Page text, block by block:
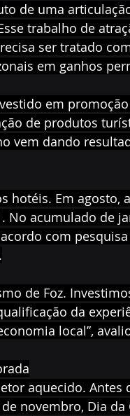
de uma
trabalho de
ser tratado
em ganhos
em
de produtos
vem dando
hotéis. Em agosto,
No acumulado de
com
de Foz.
da
local”,
aquecido. Antes
novembro, Dia da